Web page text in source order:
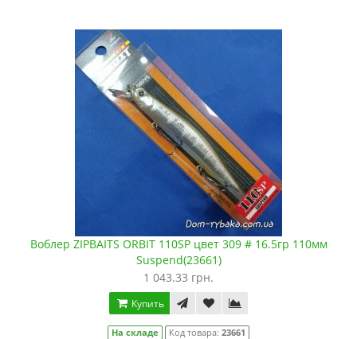
Воблер ZIPBAITS ORBIT 110SP цвет 309 # 16.5гр 110мм
Suspend(23661)
1 043.33 грн.
Купить
На складе Код товара: 23661